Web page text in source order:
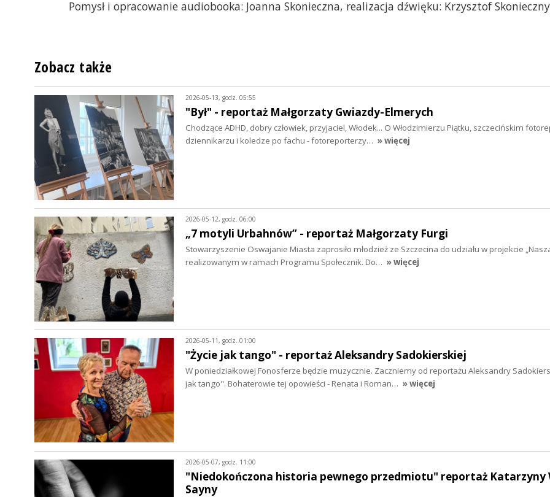
Pomysł i opracowanie audiobooka: Joanna Skonieczna, realizacja dźwięku: Krzysztof
Zobacz także
2026-05-13, godz. 05:55
"Był" - reportaż Małgorzaty Gwiazdy-Elmerych
Chodzące ADHD, dobry człowiek, przyjaciel, Włodek... O Włodzimierzu Piątku, szczecińskim
dziennikarzu i koledze po fachu - fotoreporterzy… » więcej
2026-05-12, godz. 06:00
„7 motyli Urbahnów” - reportaż Małgorzaty Furgi
Stowarzyszenie Oswajanie Miasta zaprosiło młodzież ze Szczecina do udziału w projekcie
realizowanym w ramach Programu Społecznik. Do… » więcej
2026-05-11, godz. 01:00
"Życie jak tango" - reportaż Aleksandry Sadokierskiej
W poniedziałkowej Fonosferze będzie muzycznie. Zaczniemy od reportażu Aleksandry
jak tango". Bohaterowie tej opowieści - Renata i Roman… » więcej
2026-05-07, godz. 11:00
"Niedokończona historia pewnego przedmiotu" reportaż Katarzyny
Sayny